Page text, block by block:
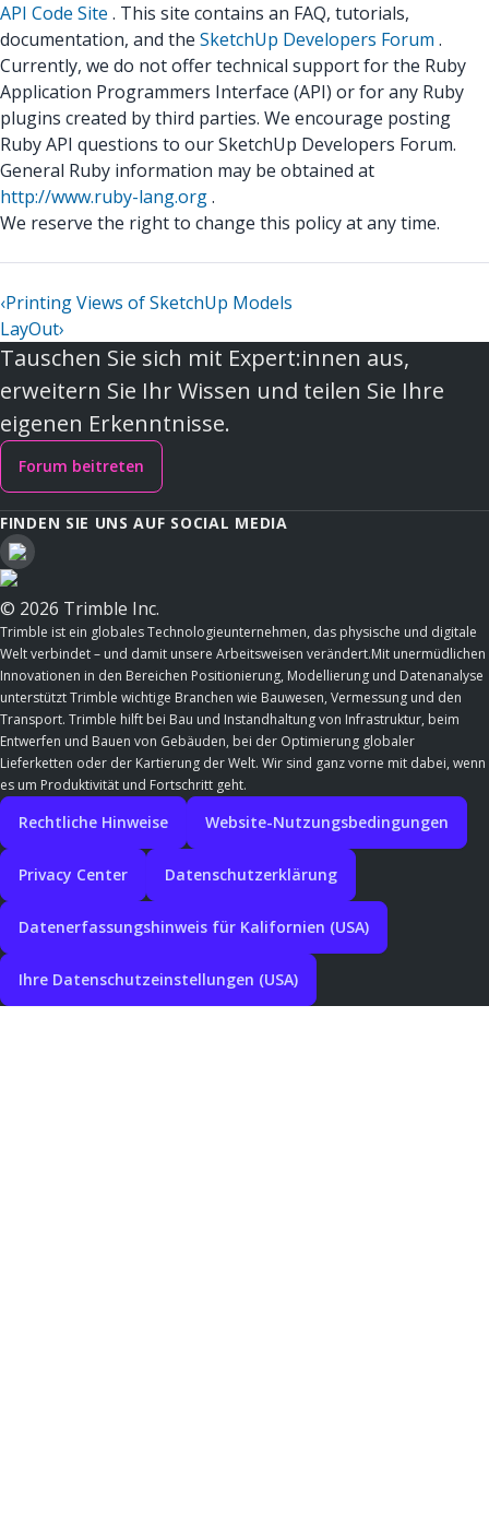
API Code Site . This site contains an FAQ, tutorials,
documentation, and the SketchUp Developers Forum .
Currently, we do not offer technical support for the Ruby
Application Programmers Interface (API) or for any Ruby
plugins created by third parties. We encourage posting
Ruby API questions to our SketchUp Developers Forum.
General Ruby information may be obtained at
http://www.ruby-lang.org.
We reserve the right to change this policy at any time.
‹Printing Views of SketchUp Models
LayOut›
Tauschen Sie sich mit Expert:innen aus,
erweitern Sie Ihr Wissen und teilen Sie Ihre
eigenen Erkenntnisse.
Forum beitreten
FINDEN SIE UNS AUF SOCIAL MEDIA
© 2026 Trimble Inc.
Trimble ist ein globales Technologieunternehmen, das physische und digitale
Welt verbindet – und damit unsere Arbeitsweisen verändert.Mit unermüdlichen
Innovationen in den Bereichen Positionierung, Modellierung und Datenanalyse
unterstützt Trimble wichtige Branchen wie Bauwesen, Vermessung und den
Transport. Trimble hilft bei Bau und Instandhaltung von Infrastruktur, beim
Entwerfen und Bauen von Gebäuden, bei der Optimierung globaler
Lieferketten oder der Kartierung der Welt. Wir sind ganz vorne mit dabei, wenn
es um Produktivität und Fortschritt geht.
Rechtliche Hinweise Website-Nutzungsbedingungen
Privacy Center Datenschutzerklärung
Datenerfassungshinweis für Kalifornien (USA)
Ihre Datenschutzeinstellungen (USA)